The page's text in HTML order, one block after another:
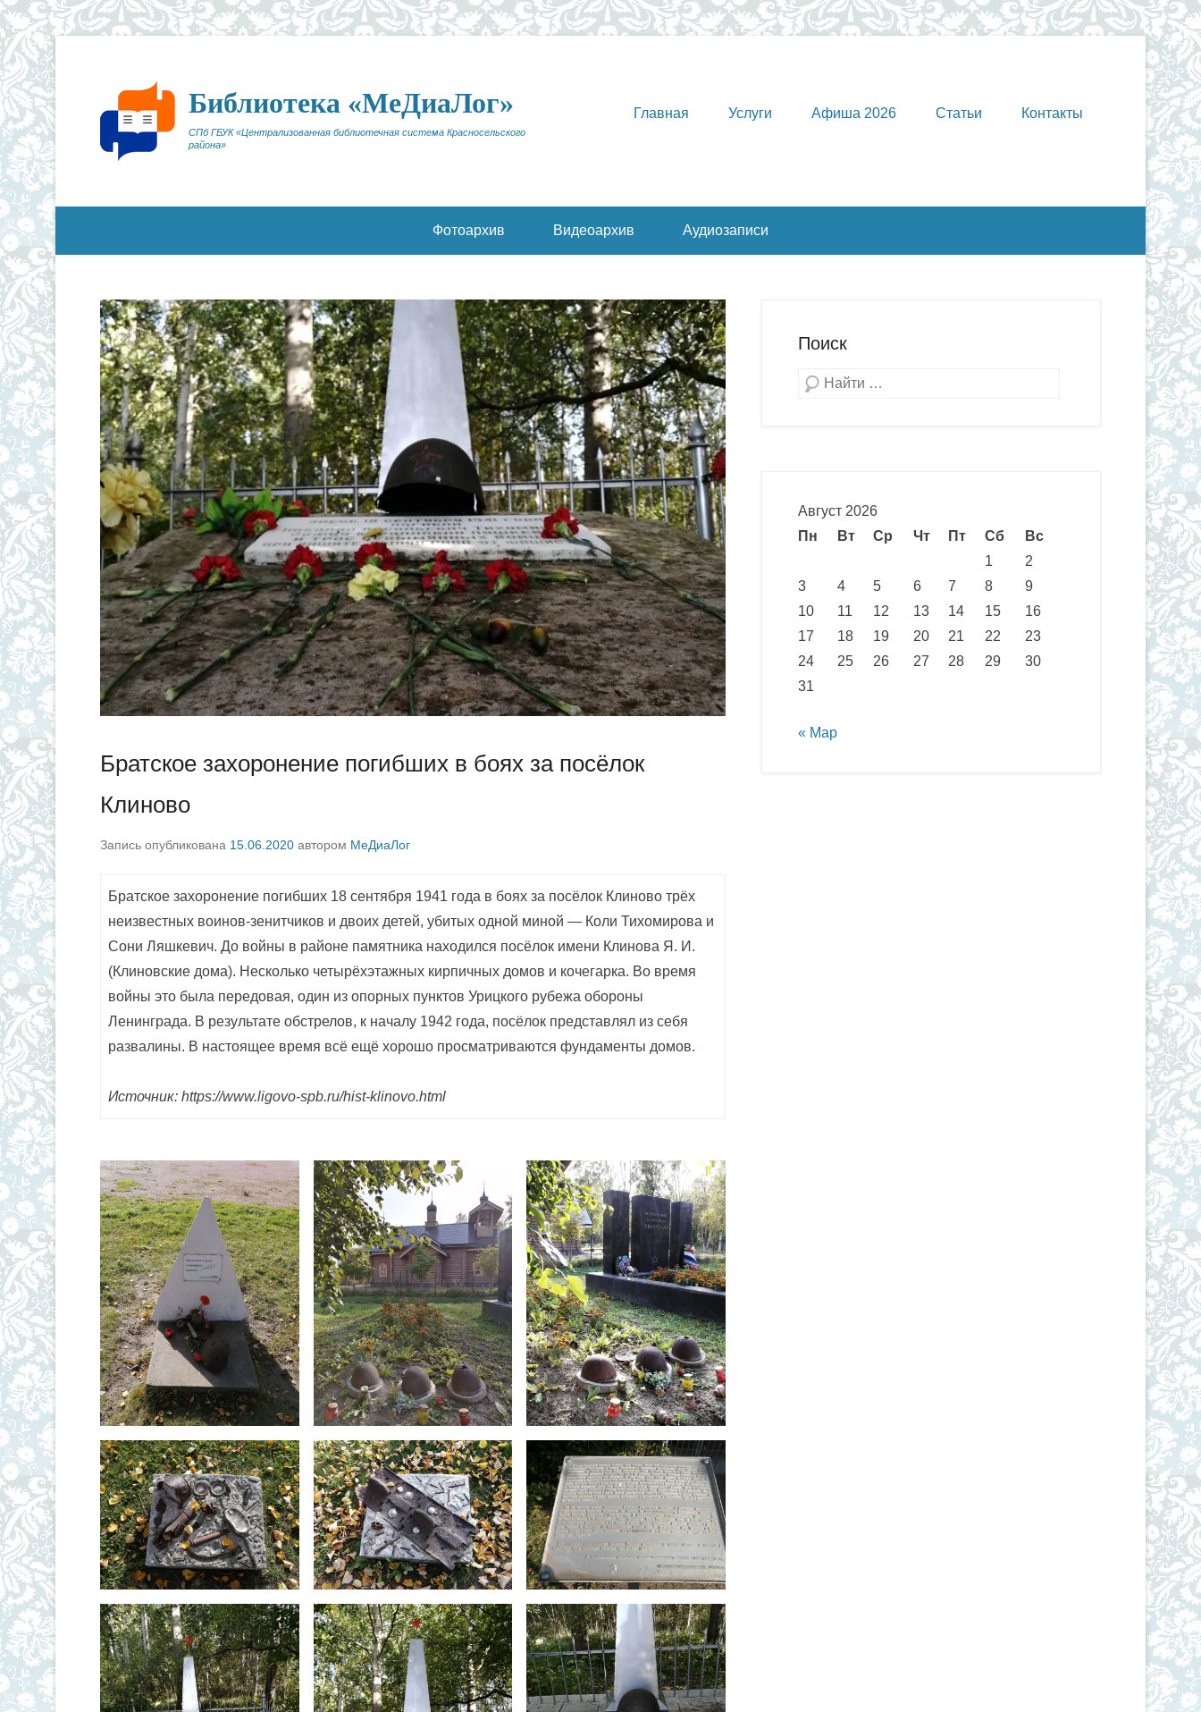
Библиотека «МеДиаЛог»
СПб ГБУК «Централизованная библиотечная система Красносельского
района»
Главная Услуги Афиша 2026 Статьи Контакты
Фотоархив Видеоархив Аудиозаписи
Братское захоронение погибших в боях за посёлок
Клиново
Запись опубликована 15.06.2020 автором МеДиаЛог
Братское захоронение погибших 18 сентября 1941 года в боях за посёлок Клиново трёх
неизвестных воинов-зенитчиков и двоих детей, убитых одной миной — Коли Тихомирова и
Сони Ляшкевич. До войны в районе памятника находился посёлок имени Клинова Я. И.
(Клиновские дома). Несколько четырёхэтажных кирпичных домов и кочегарка. Во время
войны это была передовая, один из опорных пунктов Урицкого рубежа обороны
Ленинграда. В результате обстрелов, к началу 1942 года, посёлок представлял из себя
развалины. В настоящее время всё ещё хорошо просматриваются фундаменты домов.
Источник: https://www.ligovo-spb.ru/hist-klinovo.html
Поиск
Поиск
Август 2026
Пн
Вт Ср Чт Пт Сб
Вс
1
2
3
4 5 6 7 8
9
10
11 12 13 14 15
16
17
18 19 20 21 22
23
24
25 26 27 28 29
30
31
« Мар